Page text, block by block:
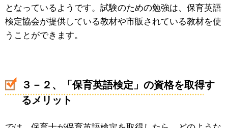
となっているようです。試験のための勉強は、保育英語
検定協会が提供している教材や市販されている教材を使
うことができます。
３－２、「保育英語検定」の資格を取得す
るメリット